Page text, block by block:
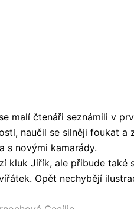
malí čtenáři seznámili v
naučil se silněji foukat a
s novými kamarády.
kluk Jiřík, ale přibude také
Opět nechybějí